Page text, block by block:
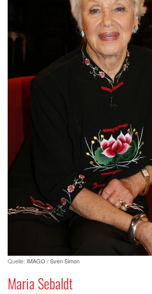
Quelle: IMAGO / Sven Simon
Maria Sebaldt